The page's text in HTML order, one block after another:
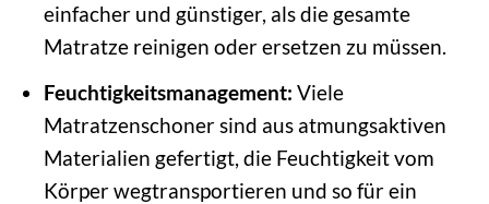
einfacher und günstiger, als die gesamte
Matratze reinigen oder ersetzen zu müssen.
Feuchtigkeitsmanagement: Viele
Matratzenschoner sind aus atmungsaktiven
Materialien gefertigt, die Feuchtigkeit vom
Körper wegtransportieren und so für ein